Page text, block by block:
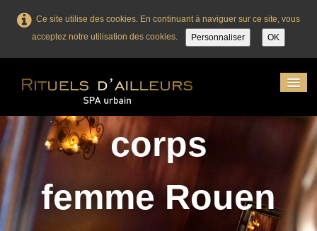
Ce site utilise des cookies. En continuant à naviguer sur ce site, vous
acceptez notre utilisation des cookies.
Personnaliser OK
Accueil
Massage
Corps
Institut soin
corps
femme Rouen